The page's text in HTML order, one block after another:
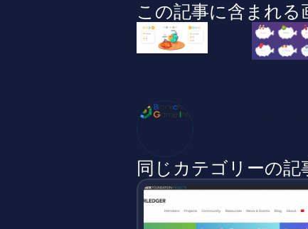
この記事に含まれる
同じカテゴリーの記